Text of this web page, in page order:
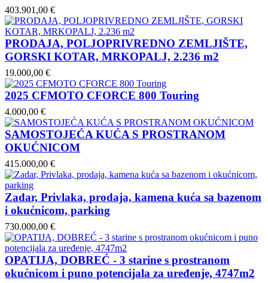
403.901,00 €
PRODAJA, POLJOPRIVREDNO ZEMLJIŠTE,
GORSKI KOTAR, MRKOPALJ, 2.236 m2
19.000,00 €
2025 CFMOTO CFORCE 800 Touring
4.000,00 €
SAMOSTOJEĆA KUĆA S PROSTRANOM
OKUĆNICOM
415.000,00 €
Zadar, Privlaka, prodaja, kamena kuća sa bazenom
i okućnicom, parking
730.000,00 €
OPATIJA, DOBREĆ - 3 starine s prostranom
okućnicom i puno potencijala za uređenje, 4747m2